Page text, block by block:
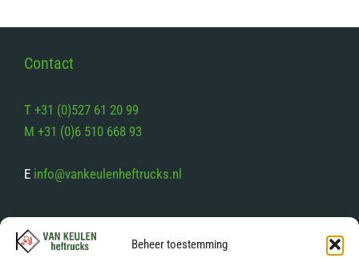
Beheer toestemming
Contact
T +31 (0)527 61 20 99
M +31 (0)6 510 668 93
E info@vankeulenheftrucks.nl
Volg ons op sociale media